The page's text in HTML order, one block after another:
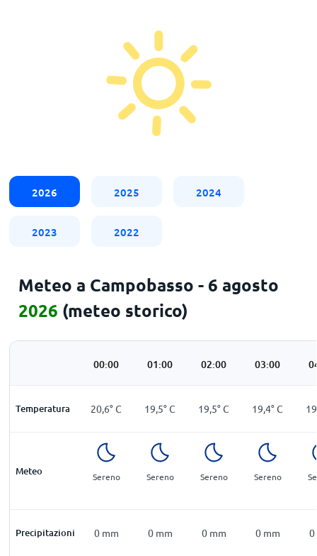
2026 2025 2024
2023 2022
Meteo a Campobasso - 6 agosto
2026 (meteo storico)
00:00 01:00 02:00 03:00
Temperatura 20,6°C 19,5°C 19,5°C 19,4°C
Meteo Sereno Sereno Sereno Sereno
Precipitazioni 0 mm 0 mm 0 mm 0 mm 0